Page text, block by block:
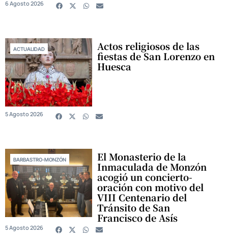
6 Agosto 2026
ACTUALIDAD Actos religiosos de las
fiestas de San Lorenzo en
Huesca
5 Agosto 2026
BARBASTRO-MONZÓN El Monasterio de la
Inmaculada de Monzón
acogió un concierto-
oración con motivo del
VIII Centenario del
Tránsito de San
Francisco de Asís
5 Agosto 2026